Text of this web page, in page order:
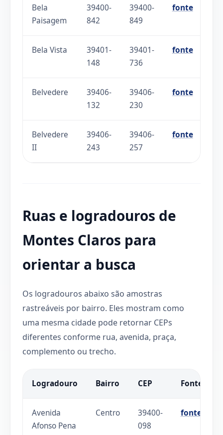
Bela
Paisagem
39400-
842
39400-
849
fonte
Bela Vista
39401-
148
39401-
736
fonte
Belvedere
39406-
132
39406-
230
fonte
Belvedere
II
39406-
243
39406-
257
fonte
Ruas e logradouros de
Montes Claros para
orientar a busca
Os logradouros abaixo são amostras
rastreáveis por bairro. Eles mostram como
uma mesma cidade pode retornar CEPs
diferentes conforme rua, avenida, praça,
complemento ou trecho.
Logradouro Bairro CEP Fonte
Avenida
Afonso Pena
Centro
39400-
098
fonte